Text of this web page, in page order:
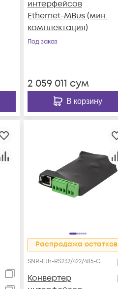
интерфейсов
Ethernet-MBus (мин.
комплектация)
Под заказ
2 059 011 сум
В корзину
Распродажа остатков
SNR-Eth-RS232/422/485-C
Конвертер